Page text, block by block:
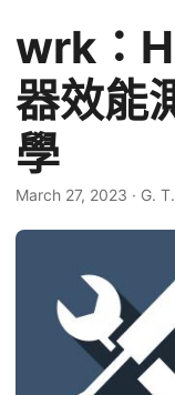
wrk：
器效能
學
March 27, 2023 · G.